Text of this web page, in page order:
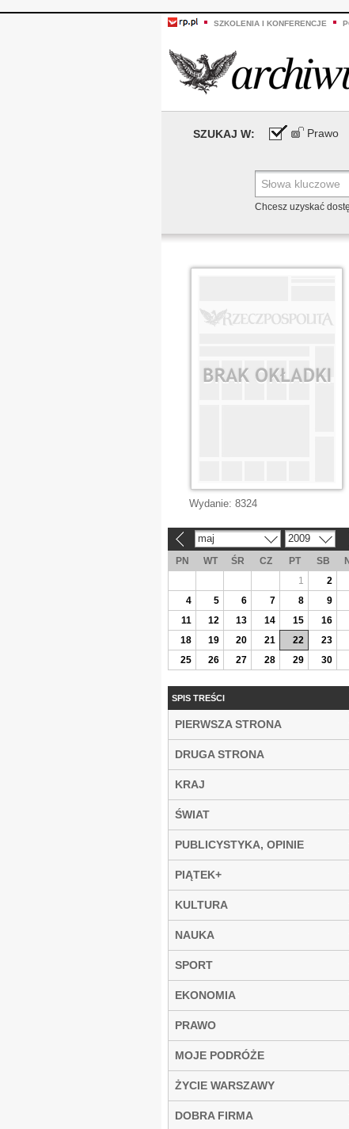
SZKOLENIA I KONFERENCJE
SZUKAJ W: Prawo
Chcesz uzyskać
Wydanie: 8324
maj 2009
PN WT ŚR CZ PT SB
1
2
4
5 6 7 8 9
11
12 13 14 15 16
18
19 20 21 22 23
25
26 27 28 29 30
SPIS TREŚCI
PIERWSZA STRONA
DRUGA STRONA
KRAJ
ŚWIAT
PUBLICYSTYKA, OPINIE
PIĄTEK+
KULTURA
NAUKA
SPORT
EKONOMIA
PRAWO
MOJE PODRÓŻE
ŻYCIE WARSZAWY
DOBRA FIRMA